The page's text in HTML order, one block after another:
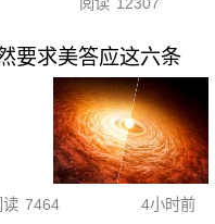
要求美答应这六条
读 7464 4小时前